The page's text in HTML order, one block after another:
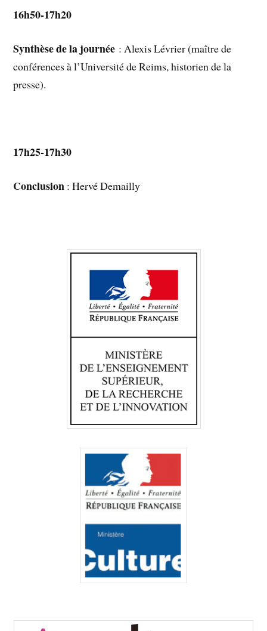
16h50-17h20
Synthèse de la journée : Alexis Lévrier (maître de
conférences à l’Université de Reims, historien de la
presse).
17h25-17h30
Conclusion : Hervé Demailly